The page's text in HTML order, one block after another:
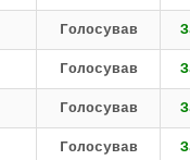
Голосував
Голосував
Голосував
Голосував